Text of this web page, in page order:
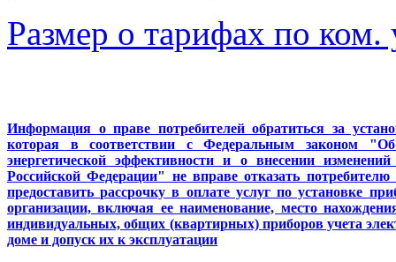
Размер о тарифах по ком.
Информация о праве потребителей обратиться за
которая в соответствии с Федеральным законом "Об
энергетической эффективности и о внесении
Российской Федерации" не вправе отказать
предоставить рассрочку в оплате услуг по установке
организации, включая ее наименование, место
индивидуальных, общих (квартирных) приборов учета
доме и допуск их к эксплуатации